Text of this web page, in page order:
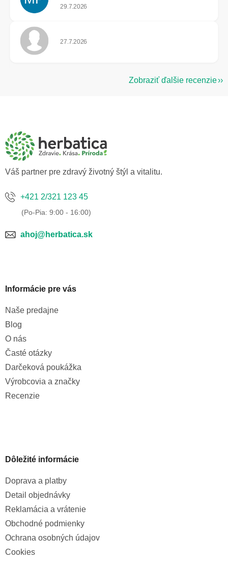
Hodnotenie obchodu je 5 z 5 hviezdičiek.
29.7.2026
Hodnotenie obchodu je 5 z 5 hviezdičiek.
27.7.2026
Zobraziť ďalšie recenzie
Váš partner pre zdravý životný štýl a vitalitu.
+421 2/321 123 45
ahoj@herbatica.sk
Informácie pre vás
Naše predajne
Blog
O nás
Časté otázky
Darčeková poukážka
Výrobcovia a značky
Recenzie
Dôležité informácie
Doprava a platby
Detail objednávky
Reklamácia a vrátenie
Obchodné podmienky
Ochrana osobných údajov
Cookies